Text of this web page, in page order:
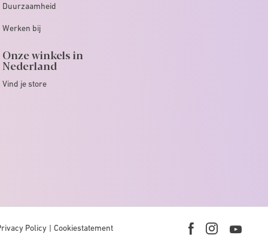
Duurzaamheid
Werken bij
Onze winkels in
Nederland
Vind je store
Policy Cookiestatement